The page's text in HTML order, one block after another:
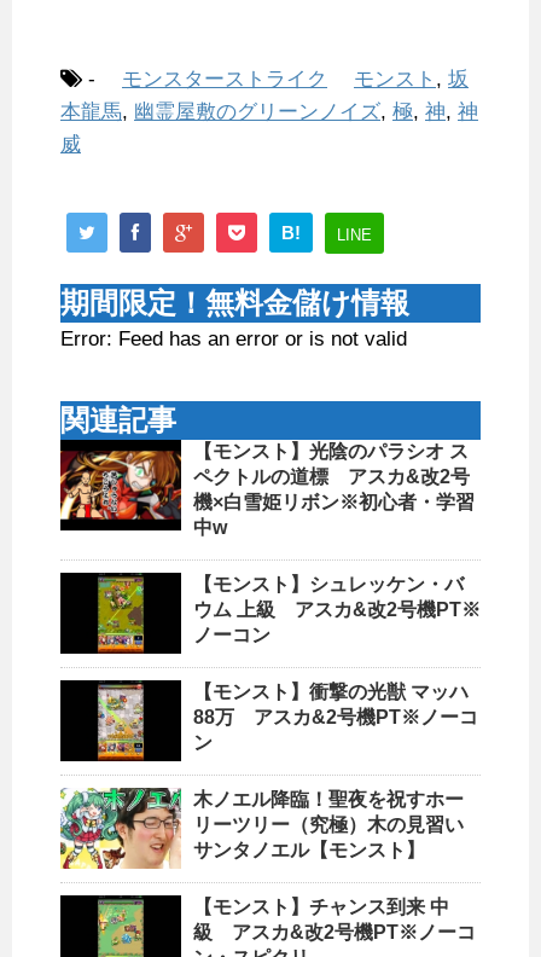
- モンスターストライク モンスト , 坂
本龍馬, 幽霊屋敷のグリーンノイズ, 極, 神, 神
威
B! LINE
期間限定！無料金儲け情報
Error: Feed has an error or is not valid
関連記事
【モンスト】光陰のパラシオ ス
ペクトルの道標 アスカ&改2号
機×白雪姫リボン※初心者・学習
中w
【モンスト】シュレッケン・バ
ウム 上級 アスカ&改2号機PT※
ノーコン
【モンスト】衝撃の光獣 マッハ
88万 アスカ&2号機PT※ノーコ
ン
木ノエル降臨！聖夜を祝すホー
リーツリー（究極）木の見習い
サンタノエル【モンスト】
【モンスト】チャンス到来 中
級 アスカ&改2号機PT※ノーコ